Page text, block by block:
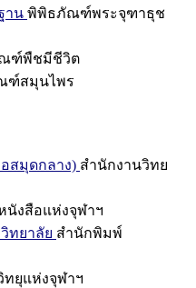
าน พิพิธภัณฑ์พระจุฑาธุช
ฑ์พืชมีชีวิต
ฑ์สมุนไพร
สมุดกลาง) สำนักงานวิทย
นังสือแห่งจุฬาฯ
ทยาลัย สำนักพิมพ์
ทยุแห่งจุฬาฯ